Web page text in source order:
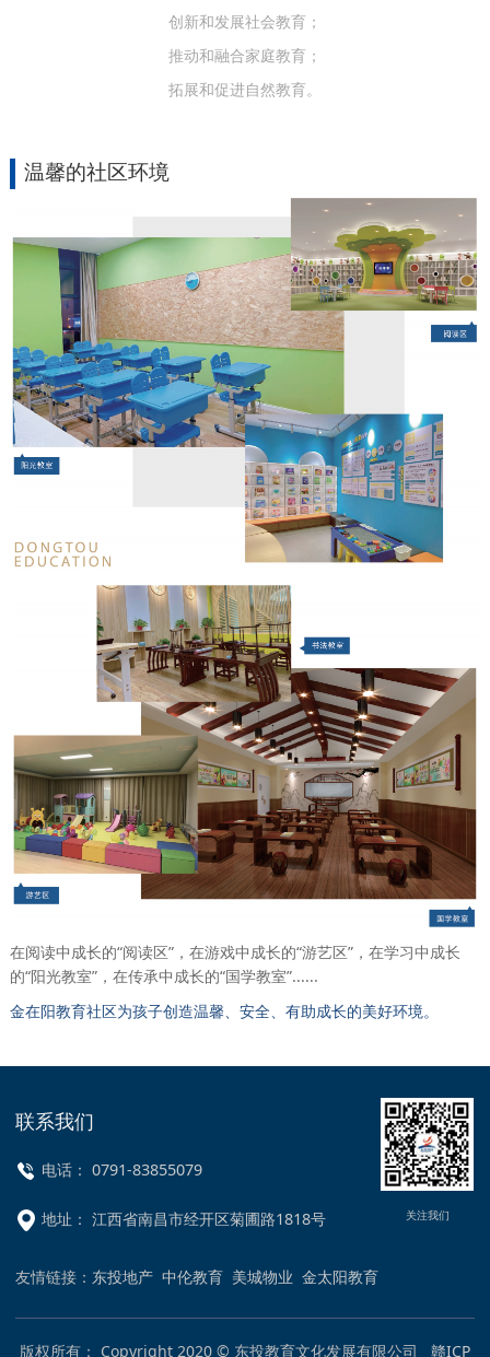
创新和发展社会教育；
推动和融合家庭教育；
拓展和促进自然教育。
温馨的社区环境
在阅读中成长的“阅读区”，在游戏中成长的“游艺区”，在学习中成长
的“阳光教室”，在传承中成长的“国学教室”......
金在阳教育社区为孩子创造温馨、安全、有助成长的美好环境。
联系我们
电话： 0791-83855079
地址： 江西省南昌市经开区菊圃路1818号 关注我们
友情链接： 东投地产 中伦教育 美城物业 金太阳教育
版权所有： Copyright 2020 © 东投教育文化发展有限公司 赣ICP